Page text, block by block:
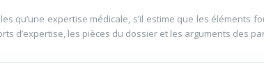
qu’une expertise médicale, s’il estime que les
d’expertise, les pièces du dossier et les arguments des